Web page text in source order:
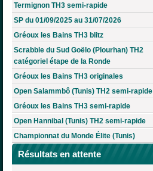
Termignon TH3 semi-rapide
SP du 01/09/2025 au 31/07/2026
Gréoux les Bains TH3 blitz
Scrabble du Sud Goëlo (Plourhan) TH2
catégoriel étape de la Ronde
Gréoux les Bains TH3 originales
Open Salammbô (Tunis) TH2 semi-rapide
Gréoux les Bains TH3 semi-rapide
Open Hannibal (Tunis) TH2 semi-rapide
Championnat du Monde Élite (Tunis)
Résultats en attente